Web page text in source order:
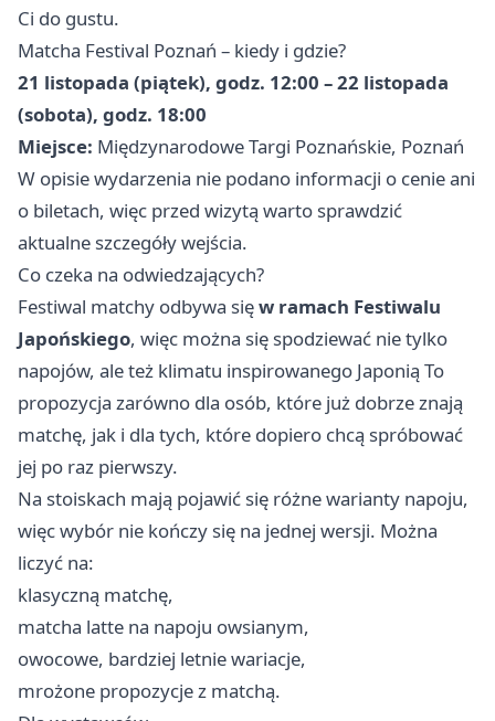
Ci do gustu.
Matcha Festival Poznań – kiedy i gdzie?
21 listopada (piątek), godz. 12:00 – 22 listopada
(sobota), godz. 18:00
Miejsce: Międzynarodowe Targi Poznańskie, Poznań
W opisie wydarzenia nie podano informacji o cenie ani
o biletach, więc przed wizytą warto sprawdzić
aktualne szczegóły wejścia.
Co czeka na odwiedzających?
Festiwal matchy odbywa sięw ramach Festiwalu
Japońskiego, więc można się spodziewać nie tylko
napojów, ale też klimatu inspirowanego Japonią To
propozycja zarówno dla osób, które już dobrze znają
matchę, jak i dla tych, które dopiero chcą spróbować
jej po raz pierwszy.
Na stoiskach mają pojawić się różne warianty napoju,
więc wybór nie kończy się na jednej wersji. Można
liczyć na:
klasyczną matchę,
matcha latte na napoju owsianym,
owocowe, bardziej letnie wariacje,
mrożone propozycje z matchą.